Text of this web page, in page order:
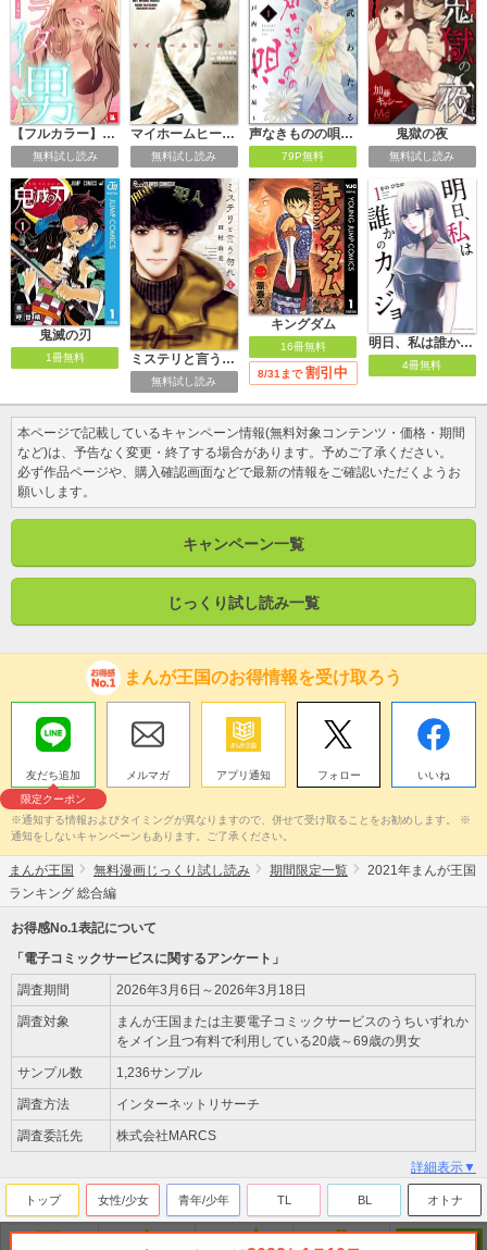
【フルカラー】カラダにイイ男
無料試し読み
マイホームヒーロー
無料試し読み
声なきものの唄～瀬戸内の女郎小屋～
79P無料
鬼獄の夜
無料試し読み
鬼滅の刃
1冊無料 ミステリと言う勿れ
無料試し読み
キングダム
16冊無料
8/31まで 割引中
明日、私は誰かのカノジョ
4冊無料
本ページで記載しているキャンペーン情報(無料対象コンテンツ・価格・期間
など)は、予告なく変更・終了する場合があります。予めご了承ください。
必ず作品ページや、購入確認画面などで最新の情報をご確認いただくようお
願いします。
キャンペーン一覧
じっくり試し読み一覧
まんが王国のお得情報を受け取ろう
友だち追加
限定クーポン
メルマガ アプリ通知 フォロー いいね
※通知する情報およびタイミングが異なりますので、併せて受け取ることをお勧めします。 ※
通知をしないキャンペーンもあります。ご了承ください。
まんが王国 無料漫画じっくり試し読み 期間限定一覧
2021年まんが王国
ランキング 総合編
お得感No.1表記について
「電子コミックサービスに関するアンケート」
調査期間 2026年3月6日～2026年3月18日
調査対象
まんが王国または主要電子コミックサービスのうちいずれか
をメイン且つ有料で利用している20歳～69歳の男女
サンプル数 1,236サンプル
調査方法 インターネットリサーチ
調査委託先 株式会社MARCS
詳細表示▼
トップ 女性/少女 青年/少年 TL BL オトナ